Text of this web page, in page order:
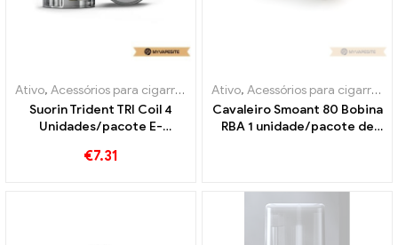
Ativo, Acessórios para cigarros eletrônicos ,Evaporador
Suorin Trident TRI Coil 4
Unidades/pacote E-
Personalizado
€7.31
Ativo, Acessórios para cigarros eletrônicos
Cavaleiro Smoant 80 Bobina
RBA 1 unidade/pacote de